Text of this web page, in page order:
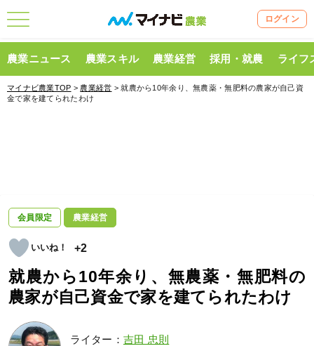
ログイン
農業ニュース 農業スキル 農業経営 採用・就農 ライフ
マイナビ農業TOP > 農業経営 > 就農から10年余り、無農薬・無肥料の農家が自己資
金で家を建てられたわけ
会員限定 農業経営
+2
就農から10年余り、無農薬・無肥料の
農家が自己資金で家を建てられたわけ
ライター： 吉田 忠則